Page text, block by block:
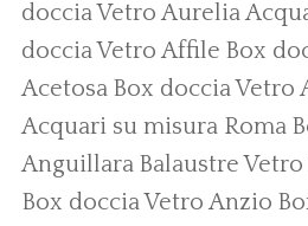
doccia Vetro Aurelia
doccia Vetro Affile Box
Acetosa Box doccia Vetro
Acquari su misura Roma
Anguillara Balaustre
Box doccia Vetro Anzio